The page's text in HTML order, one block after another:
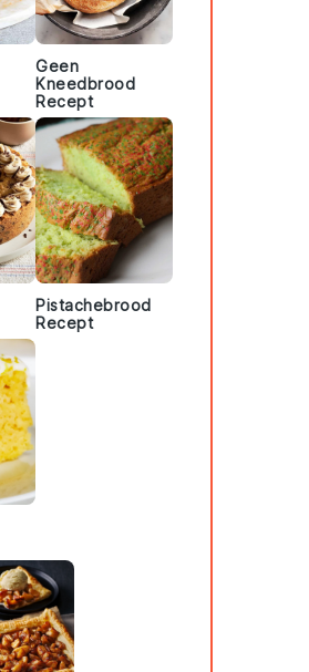
Geen
Kneedbrood
Recept
Pistachebrood
Recept